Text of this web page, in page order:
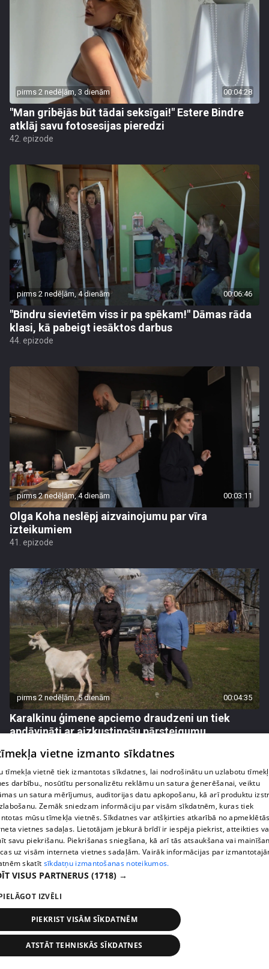
pirms 2 nedēļām, 3 dienām 00:04:28
"Man gribējās būt tādai seksīgai!" Estere Bindre
atklāj savu fotosesijas pieredzi
42. epizode
pirms 2 nedēļām, 4 dienām 00:06:46
"Bindru sievietēm viss ir pa spēkam!" Dāmas rāda
klasi, kā pabeigt iesāktos darbus
44. epizode
pirms 2 nedēļām, 4 dienām 00:03:11
Olga Koha neslēpj aizvainojumu par vīra
izteikumiem
41. epizode
pirms 2 nedēļām, 5 dienām 00:04:35
Karalkinu ģimene apciemo draudzeni un tiek
apdāvināti ar aizkustinošu pārsteigumu
pirms 2 nedēļām, 5 dienām
Agrita Bindre stāsta, kā meita pielāgojas jaunajai
skolas un internāta ikdienai
45. epizode
vietne izmanto sīkdatnes
tīmekļa vietnē tiek izmantotas sīkdatnes, lai nodrošinātu un uzlabotu
darbību., nosūtītu personalizētu reklāmu un satura ģenerēšanai, veiktu
un satura mērījumus, auditorijas datu apkopošanu, kā arī produktu
Zemāk sniedzam informāciju par visām sīkdatnēm, kuras tiek
mūsu tīmekļa vietnēs. Sīkdatnes var atšķirties atkarībā no
vietnes sadaļas. Lietotājam jebkurā brīdī ir iespēja piekrist, atteikties
savu piekrišanu. Piekrišanas sniegšana, kā arī tās atsaukšana vai
uz visām interneta vietnes sadaļām. Vairāk informācijas par
skatīt sīkdatņu izmantošanas noteikumos.
VISUS PARTNERUS (1718) →
IZVĒLI
PIEKRIST VISĀM SĪKDATNĒM
ATSTĀT TEHNISKĀS SĪKDATNES